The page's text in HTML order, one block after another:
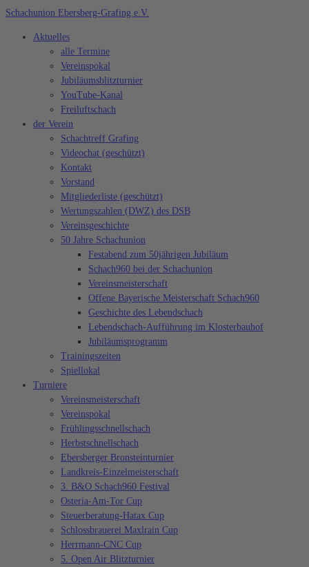
Zum
springen
Schachunion Ebersberg-Grafing e.V.
Aktuelles
alle Termine
Vereinspokal
Jubiläumsblitzturnier
YouTube-Kanal
Freiluftschach
der Verein
Schachtreff Grafing
Videochat (geschützt)
Kontakt
Vorstand
Mitgliederliste (geschützt)
Wertungszahlen (DWZ) des DSB
Vereinsgeschichte
50 Jahre Schachunion
Festabend zum 50jährigen Jubiläum
Schach960 bei der Schachunion
Vereinsmeisterschaft
Offene Bayerische Meisterschaft Schach960
Geschichte des Lebendschach
Lebendschach-Aufführung im Klosterbauhof
Jubiläumsprogramm
Trainingszeiten
Spiellokal
Turniere
Vereinsmeisterschaft
Vereinspokal
Frühlingsschnellschach
Herbstschnellschach
Ebersberger Bronsteinturnier
Landkreis-Einzelmeisterschaft
3. B&O Schach960 Festival
Osteria-Am-Tor Cup
Steuerberatung-Hatax Cup
Schlossbrauerei Maxlrain Cup
Herrmann-CNC Cup
5. Open Air Blitzturnier